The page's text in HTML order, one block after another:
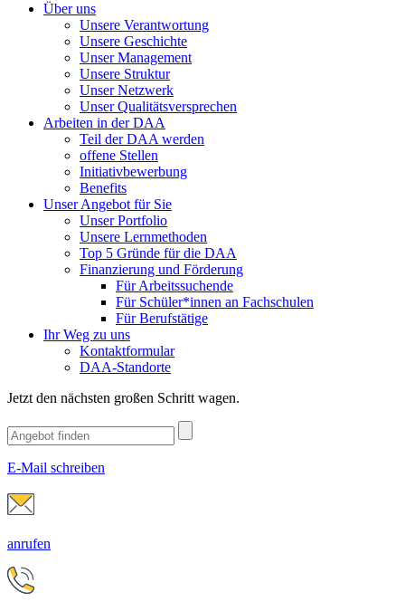
Über uns
Unsere Verantwortung
Unsere Geschichte
Unser Management
Unsere Struktur
Unser Netzwerk
Unser Qualitätsversprechen
Arbeiten in der DAA
Teil der DAA werden
offene Stellen
Initiativbewerbung
Benefits
Unser Angebot für Sie
Unser Portfolio
Unsere Lernmethoden
Top 5 Gründe für die DAA
Finanzierung und Förderung
Für Arbeitssuchende
Für Schüler*innen an Fachschulen
Für Berufstätige
Ihr Weg zu uns
Kontaktformular
DAA-Standorte
Jetzt den nächsten großen Schritt wagen.
E-Mail schreiben
anrufen